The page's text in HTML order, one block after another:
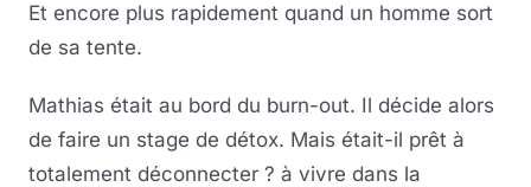
Et encore plus rapidement quand un homme sort
de sa tente.
Mathias était au bord du burn-out. Il décide alors
de faire un stage de détox. Mais était-il prêt à
totalement déconnecter ? à vivre dans la